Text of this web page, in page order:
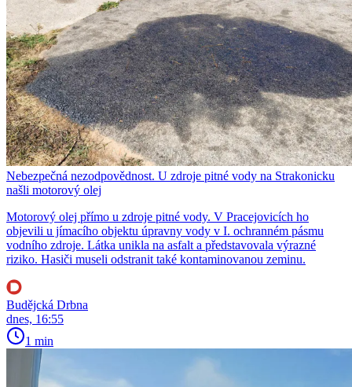
Nebezpečná nezodpovědnost. U zdroje pitné vody na Strakonicku
našli motorový olej
Motorový olej přímo u zdroje pitné vody. V Pracejovicích ho
objevili u jímacího objektu úpravny vody v I. ochranném pásmu
vodního zdroje. Látka unikla na asfalt a představovala výrazné
riziko. Hasiči museli odstranit také kontaminovanou zeminu.
Budějcká Drbna
dnes, 16:55
1 min